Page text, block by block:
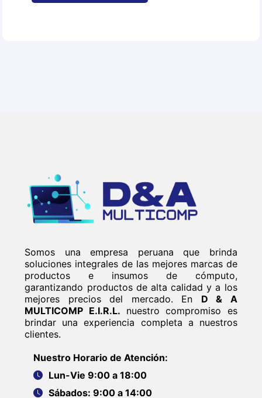
Somos una empresa peruana que brinda
soluciones integrales de las mejores marcas de
productos e insumos de cómputo,
garantizando productos de alta calidad y a los
mejores precios del mercado. En D & A
MULTICOMP E.I.R.L. nuestro compromiso es
brindar una experiencia completa a nuestros
clientes.
Nuestro Horario de Atención:
Lun-Vie 9:00 a 18:00
Sábados: 9:00 a 14:00